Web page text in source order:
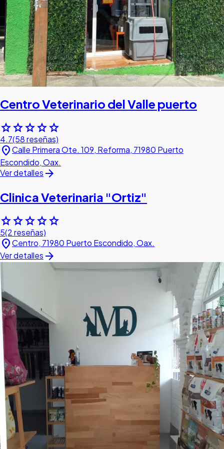
Centro Veterinario del Valle puerto
starstarstarstarstar
4.7(58 reseñas)
location_onCalle Primera Ote. 109, Reforma, 71980 Puerto
Escondido, Oax.
Ver detalles arrow_forward
Clinica Veterinaria "Ortiz"
starstarstarstarstar
5(2 reseñas)
location_onCentro, 71980 Puerto Escondido, Oax.
Ver detalles arrow_forward